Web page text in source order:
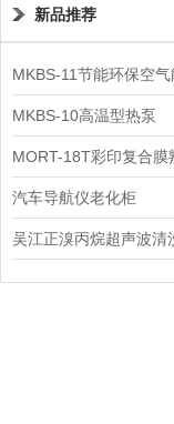
新品推荐
MKBS-11节能环保空
机
MKBS-10高温型热泵
MORT-18T彩印复合膜
汽车导航仪老化柜
吴江正溴丙烷超声波清